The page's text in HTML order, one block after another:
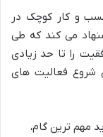
و کار کوچک در
می کند که طی
را تا حد زیادی
شروع فعالیت های
مهم ترین گام،